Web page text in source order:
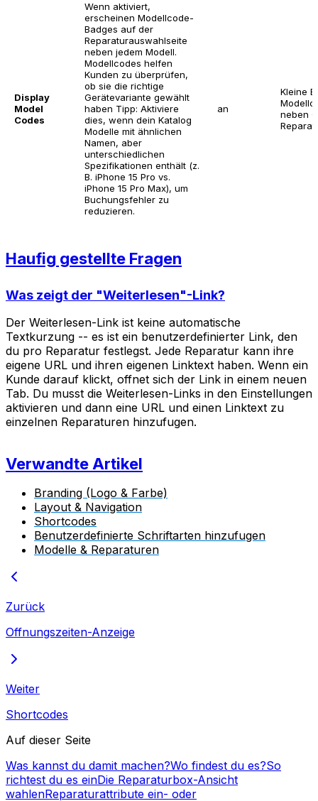
Display
Model
Codes
Wenn aktiviert,
erscheinen Modellcode-
Badges auf der
Reparaturauswahlseite
neben jedem Modell.
Modellcodes helfen
Kunden zu überprüfen,
ob sie die richtige
Gerätevariante gewählt
haben Tipp: Aktiviere
dies, wenn dein Katalog
Modelle mit ähnlichen
Namen, aber
unterschiedlichen
Spezifikationen enthält (z.
B. iPhone 15 Pro vs.
iPhone 15 Pro Max), um
Buchungsfehler zu
reduzieren.
an
Kleine
neben
Haufig gestellte Fragen
Was zeigt der "Weiterlesen"-Link?
Der Weiterlesen-Link ist keine automatische
Textkurzung -- es ist ein benutzerdefinierter Link, den
du pro Reparatur festlegst. Jede Reparatur kann ihre
eigene URL und ihren eigenen Linktext haben. Wenn ein
Kunde darauf klickt, offnet sich der Link in einem neuen
Tab. Du musst die Weiterlesen-Links in den Einstellungen
aktivieren und dann eine URL und einen Linktext zu
einzelnen Reparaturen hinzufugen.
Verwandte Artikel
Branding (Logo & Farbe)
Layout & Navigation
Shortcodes
Benutzerdefinierte Schriftarten hinzufugen
Modelle & Reparaturen
Zurück
Offnungszeiten-Anzeige
Weiter
Shortcodes
Auf dieser Seite
Was kannst du damit machen?Wo findest du es?So
richtest du es einDie Reparaturbox-Ansicht
wahlenReparaturattribute ein- oder